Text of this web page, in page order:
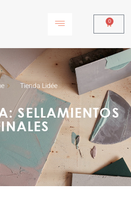
0
Tienda Lidée
SELLAMIENTOS